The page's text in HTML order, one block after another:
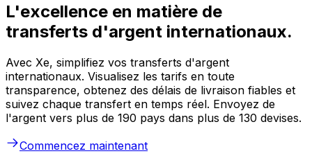
L'excellence en matière de
transferts d'argent internationaux.
Avec Xe, simplifiez vos transferts d'argent
internationaux. Visualisez les tarifs en toute
transparence, obtenez des délais de livraison fiables et
suivez chaque transfert en temps réel. Envoyez de
l'argent vers plus de 190 pays dans plus de 130 devises.
Commencez maintenant